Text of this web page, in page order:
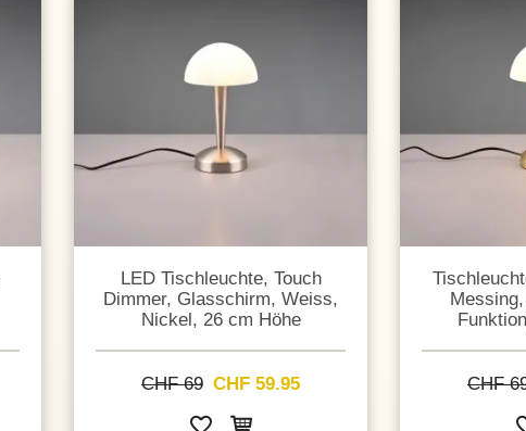
LED Tischleuchte, Touch
Dimmer, Glasschirm, Weiss,
Nickel, 26 cm Höhe
CHF 69 CHF 59.95 CHF